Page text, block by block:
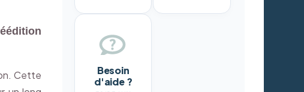
Cette
Besoin
d'aide ?